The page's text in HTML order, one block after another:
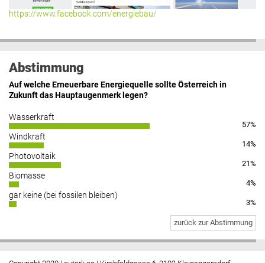
https://www.facebook.com/energiebau/
Abstimmung
Auf welche Erneuerbare Energiequelle sollte Österreich in
Zukunft das Hauptaugenmerk legen?
Wasserkraft
57%
Windkraft
14%
Photovoltaik
21%
Biomasse
4%
gar keine (bei fossilen bleiben)
3%
zurück zur Abstimmung